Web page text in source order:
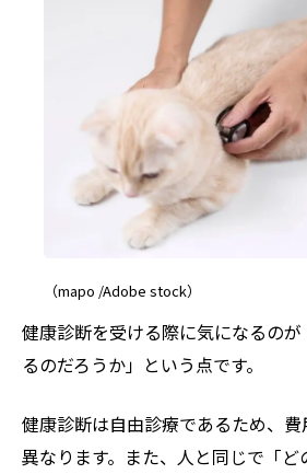
（mapo /Adobe stock）
健康診断を受ける際に気になるの
るのだろうか」という点です。
健康診断は自由診療であるため、
異なります。また、人と同じで「ど